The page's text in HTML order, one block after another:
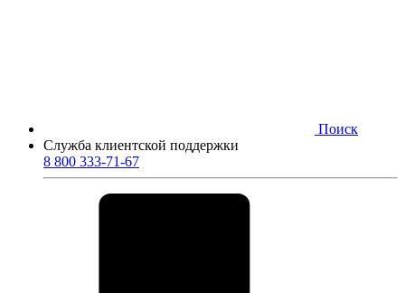
Поиск
Служба клиентской поддержки
8 800 333-71-67